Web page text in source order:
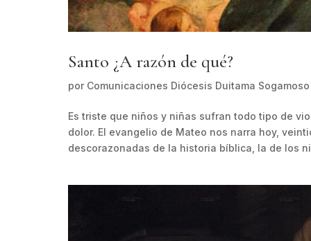
Santo ¿A razón de qué?
por Comunicaciones Diócesis Duitama Sogamoso
Es triste que niños y niñas sufran todo tipo de
dolor. El evangelio de Mateo nos narra hoy,
descorazonadas de la historia bíblica, la de los